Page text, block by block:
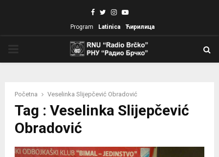
Facebook
TwitterInstagram
Youtube
Program Latinica Ћирилица
Početna Veselinka Slijepčević Obradović
Tag : Veselinka Slijepčević
Obradović